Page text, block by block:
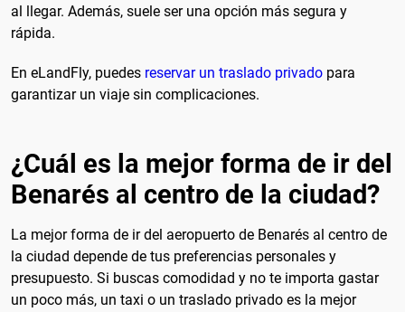
al llegar. Además, suele ser una opción más segura y
rápida.
En eLandFly, puedes reservar un traslado privado para
garantizar un viaje sin complicaciones.
¿Cuál es la mejor forma de ir del
Benarés al centro de la ciudad?
La mejor forma de ir del aeropuerto de Benarés al centro de
la ciudad depende de tus preferencias personales y
presupuesto. Si buscas comodidad y no te importa gastar
un poco más, un taxi o un traslado privado es la mejor